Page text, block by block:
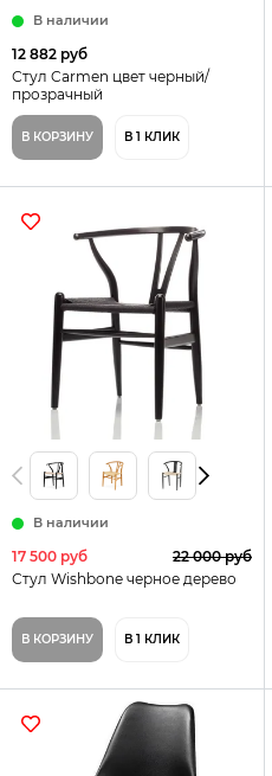
В наличии
12 882 руб
Стул Carmen цвет черный/
прозрачный
В КОРЗИНУ В 1 КЛИК
В наличии
17 500 руб
22 000 руб
Стул Wishbone черное дерево
В КОРЗИНУ В 1 КЛИК